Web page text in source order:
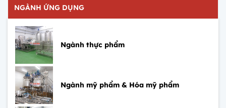
NGÀNH ỨNG DỤNG
Ngành thực phẩm
Ngành mỹ phẩm & Hóa mỹ phẩm